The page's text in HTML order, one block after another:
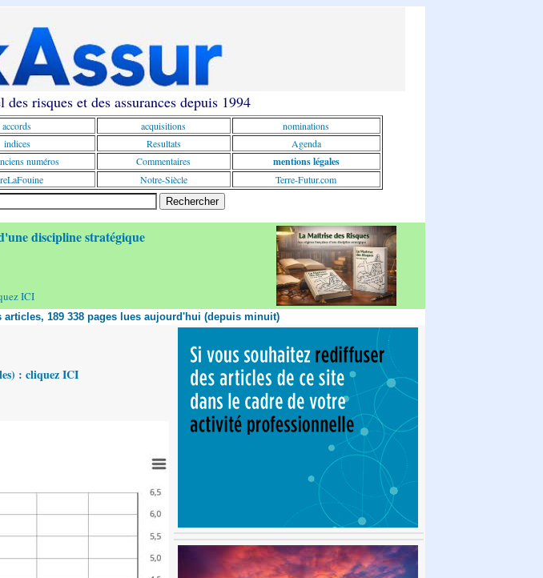
risques et des assurances depuis 1994
accords acquisitions
nominations
indices Resultats
Agenda
numéros Commentaires mentions légales
Notre-Siècle Terre-Futur.com
discipline stratégique
ICI
189 338 pages lues aujourd'hui (depuis minuit)
: cliquez ICI